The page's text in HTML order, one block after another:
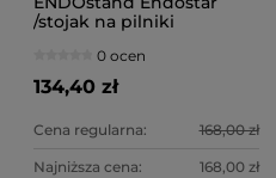
/stojak na pilniki
0 ocen
134,40 zł
Cena regularna: 168,00 zł
Najniższa cena: 168,00 zł